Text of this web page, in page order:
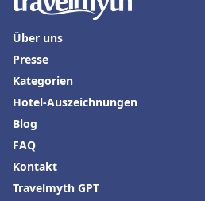
Über uns
Presse
Kategorien
Hotel-Auszeichnungen
Blog
FAQ
Kontakt
Travelmyth GPT